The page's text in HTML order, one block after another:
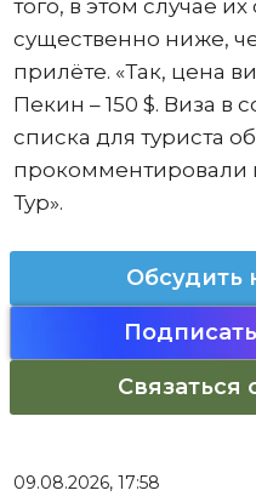
того, в этом случае
существенно ниже,
прилёте. «Так, цена
Пекин – 150 $. Виза в
списка для туриста
прокомментировали
Тур».
Обсудить
Связаться
09.08.2026, 17:58